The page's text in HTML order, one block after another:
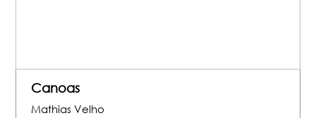
Canoas
Mathias Velho